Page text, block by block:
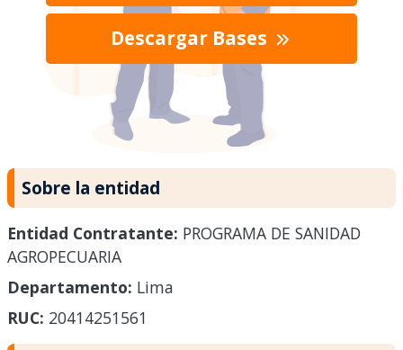
Descargar Bases
Sobre la entidad
Entidad Contratante: PROGRAMA DE SANIDAD
AGROPECUARIA
Departamento: Lima
RUC: 20414251561